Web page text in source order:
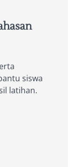
siswa
latihan.